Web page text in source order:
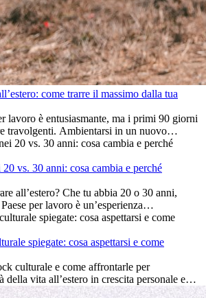
come trarre il massimo dalla tua
lavoro è entusiasmante, ma i primi 90 giorni
travolgenti. Ambientarsi in un nuovo
una vita sociale, comprendere la
nostalgia di casa fanno tutti parte del
per expat ti mostrerà come sfruttare al
garantendo sia il successo
personale.
vs. 30 anni: cosa cambia e perché
all’estero? Che tu abbia 20 o 30 anni,
per lavoro è un’esperienza
sfidante. Molti si chiedono se l’età faccia
verità è che l’esperienza internazionale
la carriera, favorire la crescita
insight culturali che possono trasformare
spiegate: cosa aspettarsi e come
culturale e come affrontarle per
vita all’estero in crescita personale e